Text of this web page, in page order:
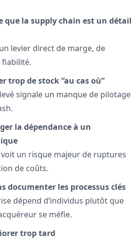
que la supply chain est un détail
levier direct de marge, de
trop de stock “au cas où”
signale un manque de pilotage
la dépendance à un
un risque majeur de ruptures
de coûts.
documenter les processus clés
dépend d’individus plutôt que
se méfie.
trop tard